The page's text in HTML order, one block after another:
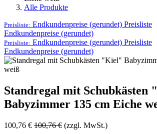
Alle Produkte
Preisliste: Endkundenpreise (gerundet) Preisliste
Endkundenpreise (gerundet)
Preisliste: Endkundenpreise (gerundet) Preisliste
Endkundenpreise (gerundet)
Standregal mit Schubkästen
Babyzimmer 135 cm Eiche
100,76 € 100,76€ (zzgl. MwSt.)